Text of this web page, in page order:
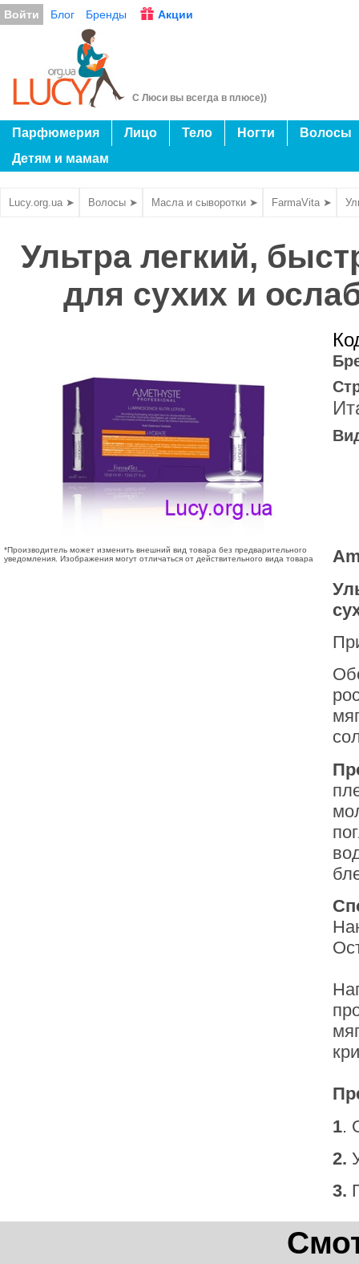
Войти Блог Бренды Акции
С Люси вы всегда в плюсе))
Парфюмерия Лицо Тело Ногти
Волосы
Детям и мамам
Lucy.org.ua ➤ Волосы ➤ Масла и сыворотки ➤ FarmaVita ➤
Ультра легкий,
для сухих и
*Производитель может изменить внешний вид товара без предварительного
уведомления. Изображения могут отличаться от действительного вида товара
1.
2.
3.